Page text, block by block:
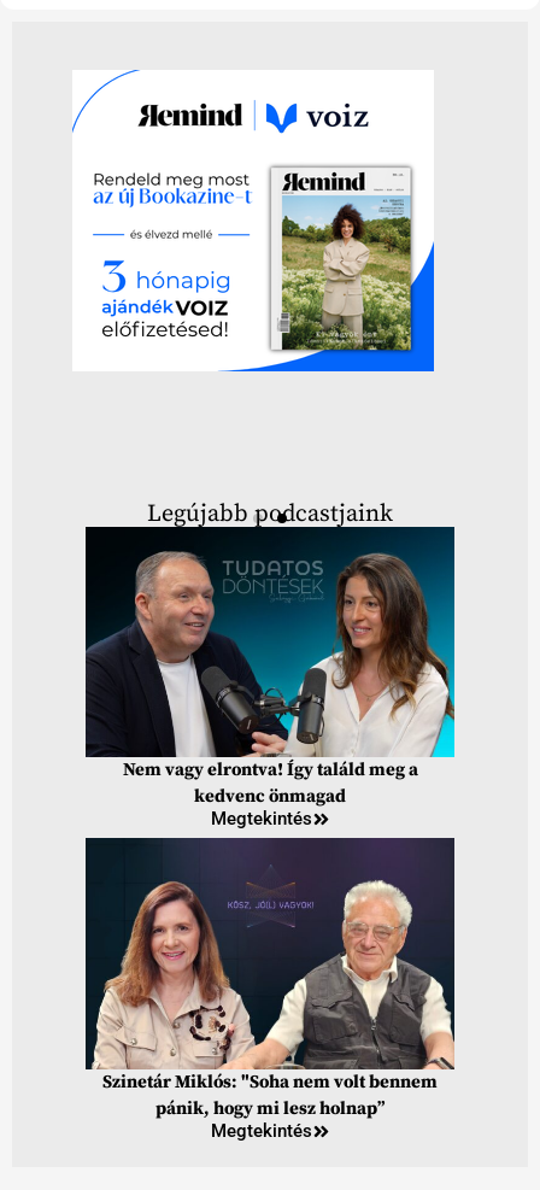
Legújabb podcastjaink
Nem vagy elrontva! Így találd meg a
kedvenc önmagad
Megtekintés
Szinetár Miklós: "Soha nem volt bennem
pánik, hogy mi lesz holnap”
Megtekintés